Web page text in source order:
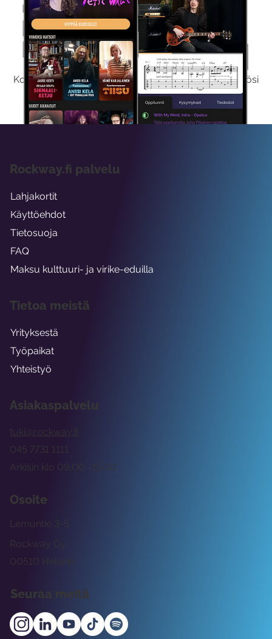
Kokeile Ilmaiseksi
Kokeilemalla ilmaiseksi saat koko sisältömme käyttöösi
viikon ajaksi.
Asiakaspalvelu
tuki@rockway.fi
Arkisin klo 09:00 -15:00
045 7731 1111
Osoite
Rockway Oy
Lemuntie 3-5
00510 Helsinki
Seuraa meitä
Rockway.fi palvelu
Lahjakortit
Käyttöehdot
Tietosuoja
FAQ
Maksu kulttuuri- ja virike-eduilla
Tietoa meistä
Yrityksestä
Työpaikat
Yhteistyö